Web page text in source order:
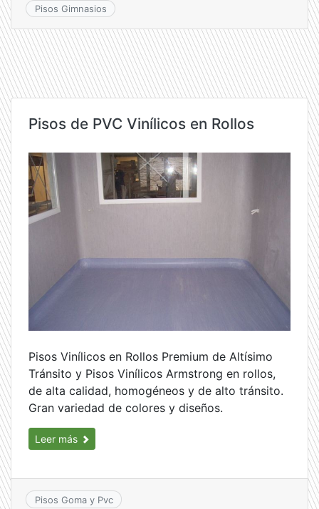
Pisos Gimnasios
Pisos de PVC Vinílicos en Rollos
Pisos Vinílicos en Rollos Premium de Altísimo
Tránsito y Pisos Vinílicos Armstrong en rollos,
de alta calidad, homogéneos y de alto tránsito.
Gran variedad de colores y diseños.
Leer más
Pisos Goma y Pvc